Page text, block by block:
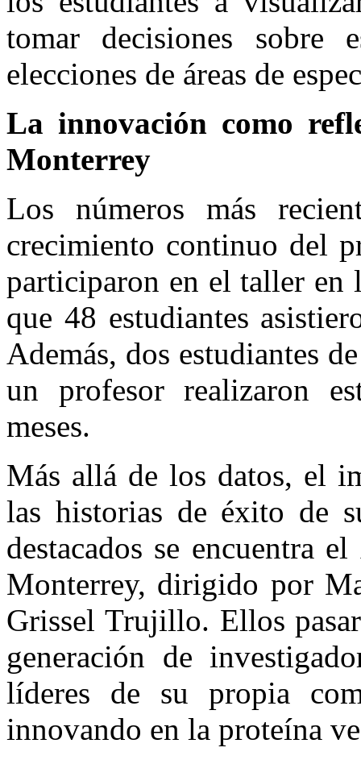
tomar decisiones sobre
elecciones de áreas de
La innovación como
Monterrey
Los números más
crecimiento continuo del
participaron en el taller en
que 48 estudiantes
Además, dos estudiantes
un profesor realizaron
meses.
Más allá de los datos, el
las historias de éxito de
destacados se encuentra
Monterrey, dirigido por
Grissel Trujillo. Ellos
generación de
líderes de su propia
innovando en la proteína